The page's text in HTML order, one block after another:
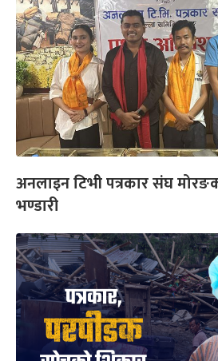
अनलाइन टिभी पत्रकार संघ
भण्डारी